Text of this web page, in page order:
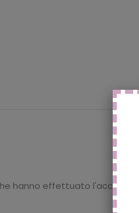
hanno effettuato